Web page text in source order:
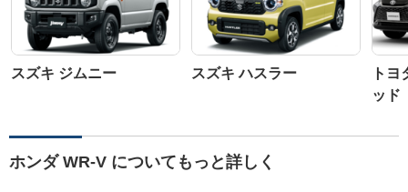
スズキ ジムニー スズキ ハスラー
ト
ッド
ホンダ WR-V についてもっと詳しく